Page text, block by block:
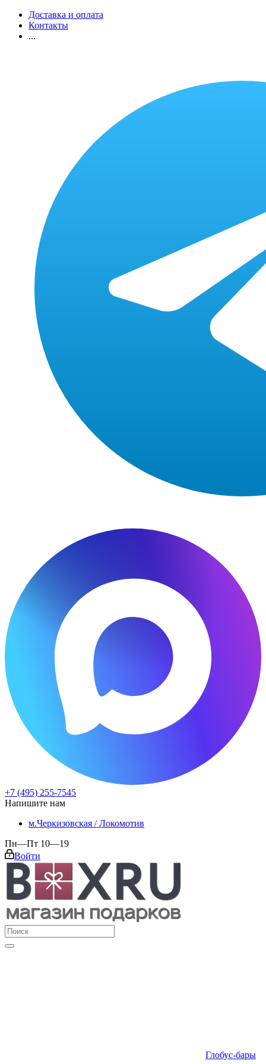
Доставка и оплата
Контакты
...
+7 (495) 255-7545
Напишите нам
м.Черкизовская / Локомотив
Пн—Пт 10—19
Войти
Глобус-бары